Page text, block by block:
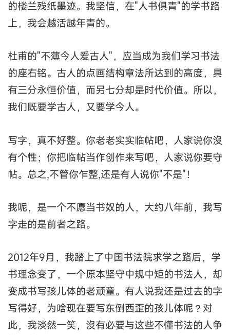
的楼兰残纸墨迹。我坚信，在"人书俱青"的学书路
上，我会越活越年青的。
杜甫的"不薄今人爱古人"，应当成为我们学习书法
的座右铭。古人的点画结构章法所达到的高度，具
有三分永恒价值，而另七分却是时代价值。所以，
我们既要学古人，又要学今人。
写字，真不好整。你老老实实临帖吧，人家说你沒
有个性；你把临帖当作创作来写吧，人家说你要守
帖。总之,不管你乍整,还是有人说你"不是"！
我呢，是一个不愿当书奴的人，大约八年前，我写
字走的是前者之路。
2012年9月，我踏上了中国书法院求学之路后，学
书理念变了，一个原本坚守中规中矩的书法人，却
变成书写孩儿体的老顽童。有人说我还是过去的字
写得好，为啥现在要写东倒西歪的孩儿体呢？对
此，我淡然一笑，沒有必要与这些不懂书法的人争